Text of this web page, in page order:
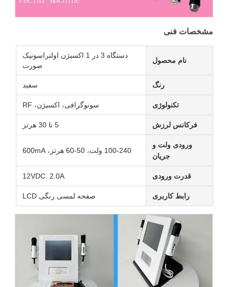
مشخصات فنی
نام محصول
دستگاه 3 در 1 اکسیژن اولتراسونیک
صورت
رنگ سفید
تکنولوژی سونوگرافی، اکسیژن، RF
فرکانس لرزش 5 تا 30 هرتز
ورودی ولت و
جریان
100-240 ولت، 50-60 هرتز، 600mA
قدرت ورودی 12VDC. 2.0A
رابط کاربری صفحه لمسی رنگی LCD